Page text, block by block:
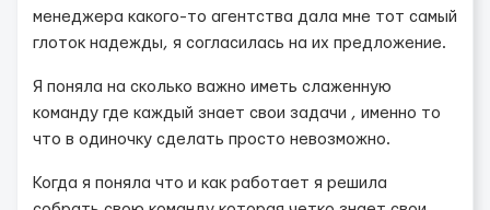
менеджера какого-то агентства дала мне тот самый
глоток надежды, я согласилась на их предложение.
Я поняла на сколько важно иметь слаженную
команду где каждый знает свои задачи , именно то
что в одиночку сделать просто невозможно.
Когда я поняла что и как работает я решила